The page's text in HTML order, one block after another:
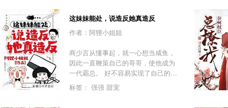
情债”，被一脚踹进偏远山沟当乡村教
师。原生家庭？父亲老实巴交，帮不
上忙，反而因说真话得罪了权贵。面
蒙冤入狱的天崩开局，他不服输，通
过复读成为了一名基层公务员。这一
次，他不再是愣头青。学会了在夹缝
中求生存，在酒桌上听懂弦外之音，
这妹妹能处，说造反她真造反
作者：阿狸小姐姐
商少言从懂事起，就一心想当咸鱼，
因此一直鞭策自己的哥哥，使他成为
一代霸总。 好不容易实现了自己的梦
想，她却穿成了一个处境凄惨的古代
少女。 她看向跟自己一起穿来的亲
标签： 强强 甜宠